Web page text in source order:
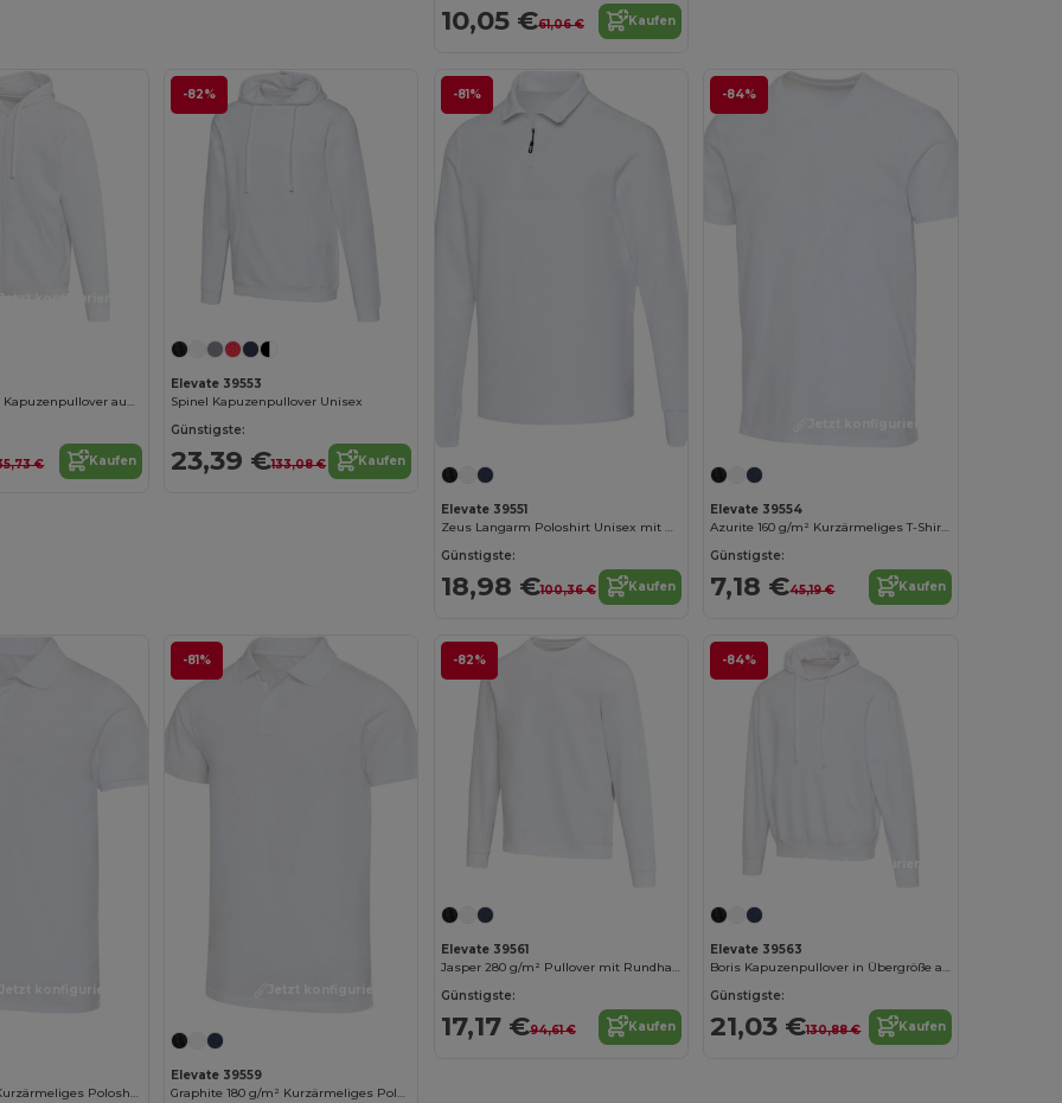
10,05 €61,06 € Kaufen
Jetzt konfigurieren!
Jasper 280 g/m² Kapuzenpullover aus recycelter Bio Baumwolle (OCS) unisex
€ Kaufen
-82%
Elevate 39553
Spinel Kapuzenpullover Unisex
Günstigste:
23,39 €133,08 € Kaufen
-81%
Elevate 39551
Zeus Langarm Poloshirt Unisex mit Reißverschluss
Günstigste:
18,98 €100,36 € Kaufen
-84%
Elevate 39554
Azurite 160 g/m² Kurzärmeliges T-Shirt Bio Baumwolle (OCS), unisex
Günstigste:
7,18 €45,19 € Kaufen
Jetzt konfigurieren!
Beryl 220 g/m² Kurzärmeliges Poloshirt Bio-Recyclingmaterial (OCS), unisex
-81%
Jetzt konfigurieren!
Elevate 39559
Graphite 180 g/m² Kurzärmeliges Poloshirt Bio Baumwolle (OCS), unisex
-82%
Elevate 39561
Jasper 280 g/m² Pullover mit Rundhalsausschnitt aus recycelter Bio Baumwolle (OCS), unisex
Günstigste:
17,17 €94,61 € Kaufen
-84%
Elevate 39563
Boris Kapuzenpullover in Übergröße aus recycelter 280 g/m2 Bio Baumwolle (OCS), unisex
Günstigste:
21,03 €130,88 € Kaufen